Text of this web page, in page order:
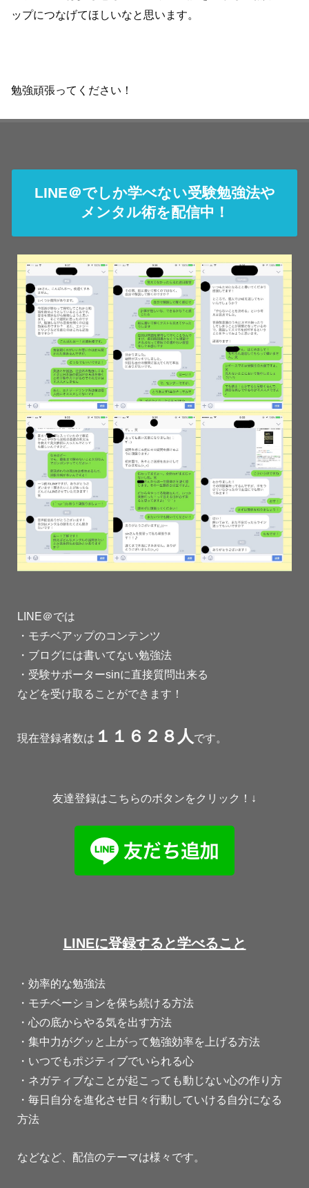
ップにつなげてほしいなと思います。
勉強頑張ってください！
LINE＠でしか学べない受験勉強法や
メンタル術を配信中！
LINE＠では
・モチベアップのコンテンツ
・ブログには書いてない勉強法
・受験サポーターsinに直接質問出来る
などを受け取ることができます！
現在登録者数は １１６２８人 です。
友達登録はこちらのボタンをクリック！↓
LINEに登録すると学べること
・効率的な勉強法
・モチベーションを保ち続ける方法
・心の底からやる気を出す方法
・集中力がグッと上がって勉強効率を上げる方法
・いつでもポジティブでいられる心
・ネガティブなことが起こっても動じない心の作り方
・毎日自分を進化させ日々行動していける自分になる
方法
などなど、配信のテーマは様々です。